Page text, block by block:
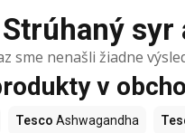
sme nenašli žiadne
v
Tesco Ashwagandha